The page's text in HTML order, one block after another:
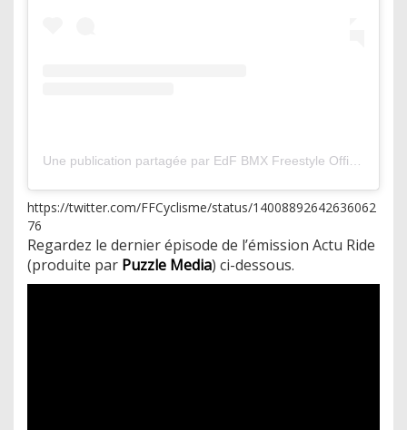
https://twitter.com/FFCyclisme/status/14008892642636062
76
Regardez le dernier épisode de l’émission Actu Ride
(produite par Puzzle Media) ci-dessous.